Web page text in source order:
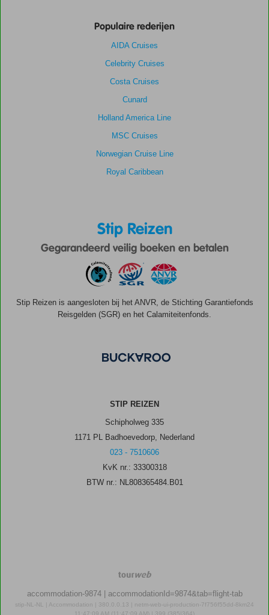
Populaire rederijen
AIDA Cruises
Celebrity Cruises
Costa Cruises
Cunard
Holland America Line
MSC Cruises
Norwegian Cruise Line
Royal Caribbean
Stip Reizen
Gegarandeerd veilig boeken en betalen
Stip Reizen is aangesloten bij het ANVR, de Stichting Garantiefonds
Reisgelden (SGR) en het Calamiteitenfonds.
STIP REIZEN
Schipholweg 335
1171 PL Badhoevedorp, Nederland
023 - 7510606
KvK nr.: 33300318
BTW nr.: NL808365484.B01
TourWeb
accommodation-9874 | accommodationId=9874&tab=flight-tab
stip-NL-NL | Accommodation | 380.0.0.13 | netm-web-ui-production-7f756f55dd-8km24
11:47:09 AM (11:47:09 AM) | 399 (385|364)